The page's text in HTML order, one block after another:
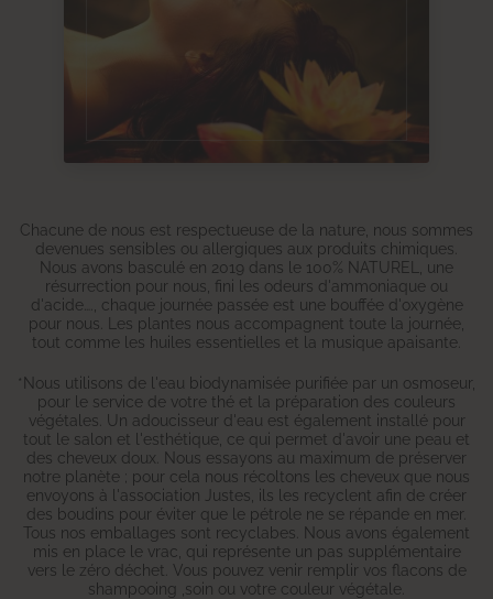
Chacune de nous est respectueuse de la nature, nous sommes
devenues sensibles ou allergiques aux produits chimiques.
Nous avons basculé en 2019 dans le 100% NATUREL, une
résurrection pour nous, fini les odeurs d'ammoniaque ou
d'acide…., chaque journée passée est une bouffée d'oxygène
pour nous. Les plantes nous accompagnent toute la journée,
tout comme les huiles essentielles et la musique apaisante.
*Nous utilisons de l'eau biodynamisée purifiée par un osmoseur,
pour le service de votre thé et la préparation des couleurs
végétales. Un adoucisseur d'eau est également installé pour
tout le salon et l'esthétique, ce qui permet d'avoir une peau et
des cheveux doux. Nous essayons au maximum de préserver
notre planète ; pour cela nous récoltons les cheveux que nous
envoyons à l'association Justes, ils les recyclent afin de créer
des boudins pour éviter que le pétrole ne se répande en mer.
Tous nos emballages sont recyclabes. Nous avons également
mis en place le vrac, qui représente un pas supplémentaire
vers le zéro déchet. Vous pouvez venir remplir vos flacons de
shampooing ,soin ou votre couleur végétale.